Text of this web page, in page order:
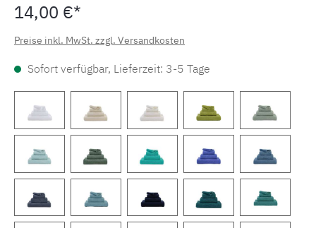
14,00 €*
Preise inkl. MwSt. zzgl. Versandkosten
Sofort verfügbar, Lieferzeit: 3-5 Tage